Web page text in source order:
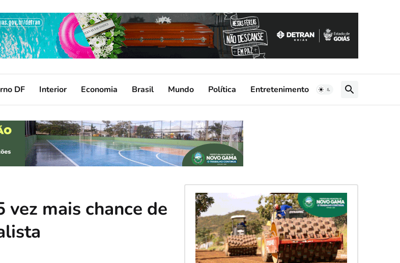
DF Interior Economia Brasil Mundo Política Entretenimento
vez mais chance de